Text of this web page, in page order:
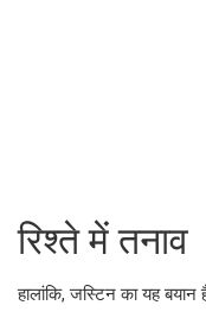
रिश्ते में तनाव
हालांकि, जस्टिन का यह